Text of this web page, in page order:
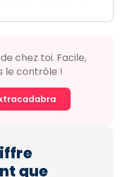
chez toi. Facile,
le contrôle !
que